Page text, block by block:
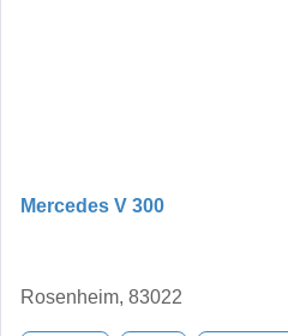
Mercedes V 300
Rosenheim, 83022